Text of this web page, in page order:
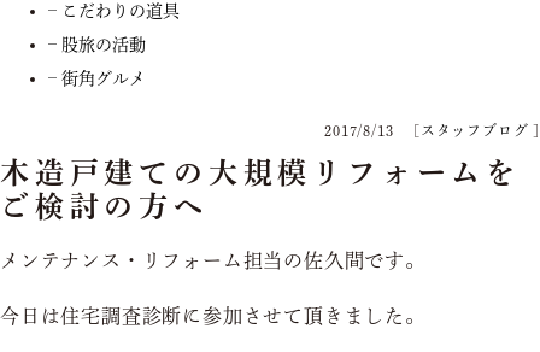
– こだわりの道具
– 股旅の活動
– 街角グルメ
2017/8/13 [ スタッフブログ ]
木造戸建ての大規模リフォームを
ご検討の方へ
メンテナンス・リフォーム担当の佐久間です。
今日は住宅調査診断に参加させて頂きました。